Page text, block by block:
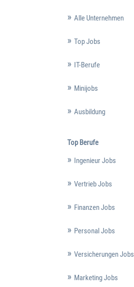
Alle Unternehmen
Top Jobs
IT-Berufe
Minijobs
Ausbildung
Top Berufe
Ingenieur Jobs
Vertrieb Jobs
Finanzen Jobs
Personal Jobs
Versicherungen Jobs
Marketing Jobs